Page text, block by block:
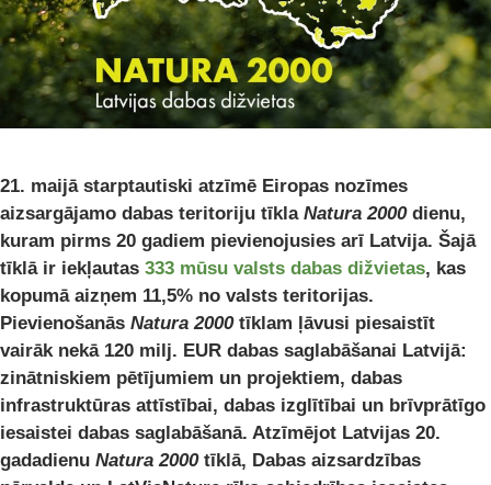
21. maijā starptautiski atzīmē Eiropas nozīmes
aizsargājamo dabas teritoriju tīkla Natura 2000dienu,
kuram pirms 20 gadiem pievienojusies arī Latvija. Šajā
tīklā ir iekļautas 333 mūsu valsts dabas dižvietas, kas
kopumā aizņem 11,5% no valsts teritorijas.
Pievienošanās Natura 2000tīklam ļāvusi piesaistīt
vairāk nekā 120 milj. EUR dabas saglabāšanai Latvijā:
zinātniskiem pētījumiem un projektiem, dabas
infrastruktūras attīstībai, dabas izglītībai un brīvprātīgo
iesaistei dabas saglabāšanā. Atzīmējot Latvijas 20.
gadadienu Natura 2000tīklā, Dabas aizsardzības